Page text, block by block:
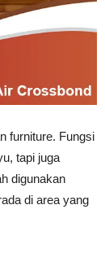
furniture. Fungsi
tapi juga
digunakan
di area yang